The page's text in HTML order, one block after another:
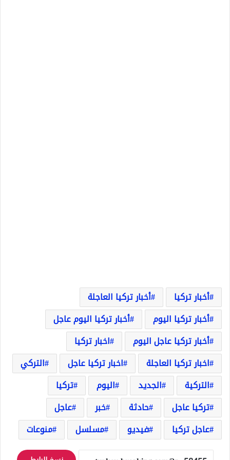
أخبار تركيا
أخبار تركيا العاجلة
أخبار تركيا اليوم
أخبار تركيا اليوم عاجل
أخبار تركيا عاجل اليوم
اخبار تركيا
اخبار تركيا العاجلة
اخبار تركيا عاجل
التركي
التركية
الجديد اليوم
تركيا
تركيا عاجل
حادثة خبر
عاجل
عاجل تركيا
فيديو مسلسل منوعات